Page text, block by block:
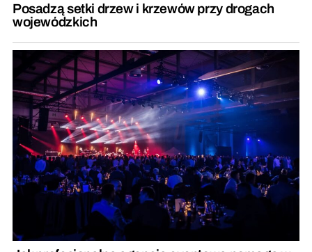
Posadzą setki drzew i krzewów przy drogach
wojewódzkich